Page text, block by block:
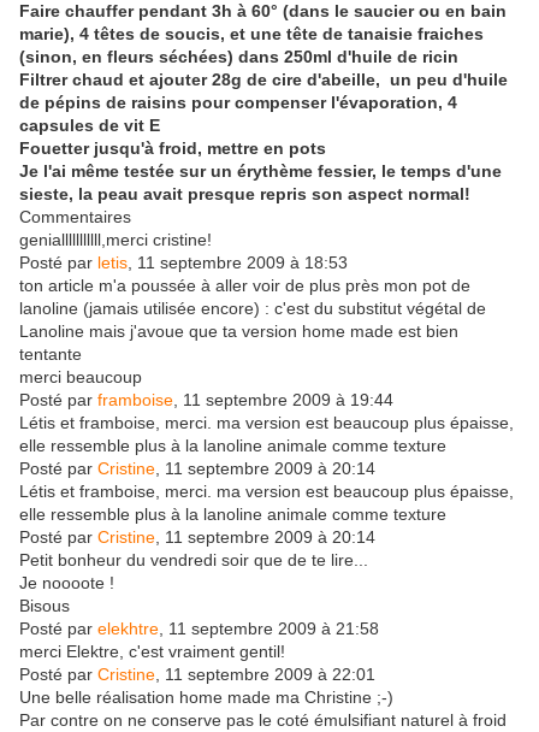
Faire chauffer pendant 3h à 60° (dans le saucier ou en bain
marie), 4 têtes de soucis, et une tête de tanaisie fraiches
(sinon, en fleurs séchées) dans 250ml d'huile de ricin
Filtrer chaud et ajouter 28g de cire d'abeille, un peu d'huile
de pépins de raisins pour compenser l'évaporation, 4
capsules de vit E
Fouetter jusqu'à froid, mettre en pots
Je l'ai même testée sur un érythème fessier, le temps d'une
sieste, la peau avait presque repris son aspect normal!
Commentaires
genialllllllllll,merci cristine!
Posté par letis , 11 septembre 2009 à 18:53
ton article m'a poussée à aller voir de plus près mon pot de
lanoline (jamais utilisée encore) : c'est du substitut végétal de
Lanoline mais j'avoue que ta version home made est bien
tentante
merci beaucoup
Posté par framboise , 11 septembre 2009 à 19:44
Létis et framboise, merci. ma version est beaucoup plus épaisse,
elle ressemble plus à la lanoline animale comme texture
Posté par Cristine , 11 septembre 2009 à 20:14
Létis et framboise, merci. ma version est beaucoup plus épaisse,
elle ressemble plus à la lanoline animale comme texture
Posté par Cristine , 11 septembre 2009 à 20:14
Petit bonheur du vendredi soir que de te lire...
Je noooote !
Bisous
Posté par elekhtre , 11 septembre 2009 à 21:58
merci Elektre, c'est vraiment gentil!
Posté par Cristine , 11 septembre 2009 à 22:01
Une belle réalisation home made ma Christine ;-)
Par contre on ne conserve pas le coté émulsifiant naturel à froid